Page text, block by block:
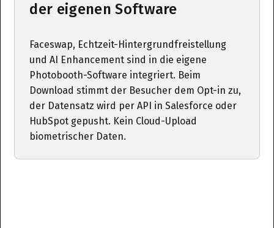
der eigenen Software
Faceswap, Echtzeit-Hintergrundfreistellung
und AI Enhancement sind in die eigene
Photobooth-Software integriert. Beim
Download stimmt der Besucher dem Opt-in zu,
der Datensatz wird per API in Salesforce oder
HubSpot gepusht. Kein Cloud-Upload
biometrischer Daten.